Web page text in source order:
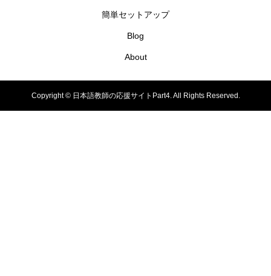
簡単セットアップ
Blog
About
Copyright ©日本語教師の応援サイトPart4. All Rights Reserved.